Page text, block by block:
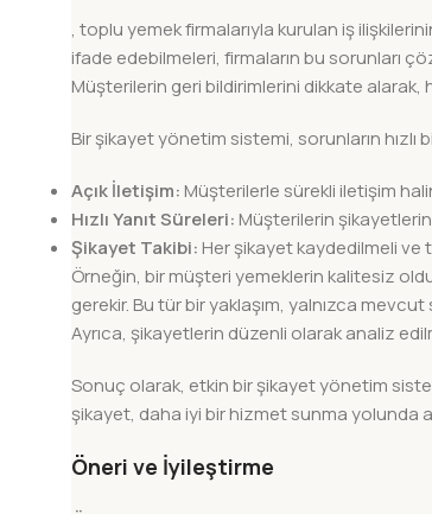
, toplu yemek firmalarıyla kurulan iş
ifade edebilmeleri, firmaların bu sorunları
Müşterilerin geri bildirimlerini dikkate
Bir şikayet yönetim sistemi, sorunların
Açık İletişim: Müşterilerle sürekli iletişim
Hızlı Yanıt Süreleri: Müşterilerin
Şikayet Takibi: Her şikayet kaydedilmeli ve
Örneğin, bir müşteri yemeklerin kalitesiz
gerekir. Bu tür bir yaklaşım, yalnızca
Ayrıca, şikayetlerin düzenli olarak analiz
Sonuç olarak, etkin bir şikayet yönetim
şikayet, daha iyi bir hizmet sunma yolunda
Öneri ve İyileştirme